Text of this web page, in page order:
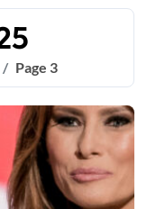
Page 3